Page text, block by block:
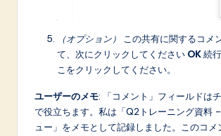
（オプション）
この共有に関するコメ
て、次にクリックしてください OK続
こをクリックしてください。
ユーザーのメモ: 「コメント」フィールドは
で役立ちます。私は「Q2トレーニング資料
ュー」をメモとして記録しました。このコメ